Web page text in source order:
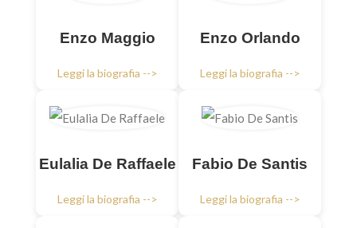
Enzo Maggio
Leggi la biografia -->
Enzo Orlando
Leggi la biografia -->
Eulalia De Raffaele
Leggi la biografia -->
Fabio De Santis
Leggi la biografia -->